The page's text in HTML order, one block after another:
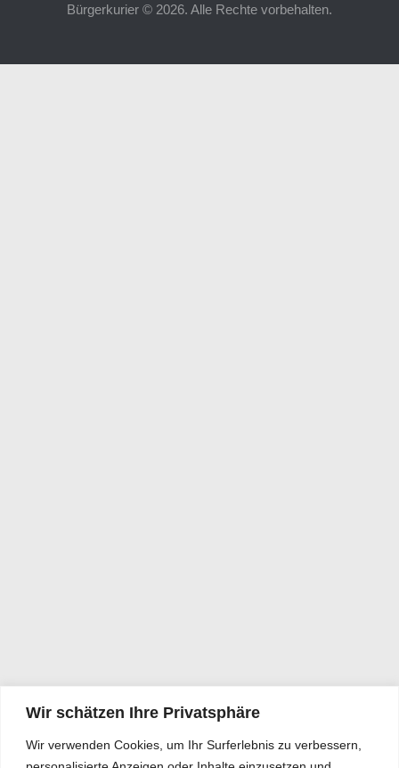
Wir schätzen Ihre Privatsphäre
Wir verwenden Cookies, um Ihr Surferlebnis zu verbessern,
Bürgerkurier © 2026. Alle Rechte vorbehalten.